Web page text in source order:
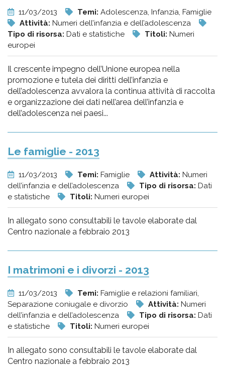
11/03/2013 Temi: Adolescenza, Infanzia, Famiglie
Attività: Numeri dell’infanzia e dell’adolescenza
Tipo di risorsa: Dati e statistiche Titoli: Numeri
europei
Il crescente impegno dell’Unione europea nella
promozione e tutela dei diritti dell’infanzia e
dell’adolescenza avvalora la continua attività di raccolta
e organizzazione dei dati nell’area dell’infanzia e
dell’adolescenza nei paesi...
Le famiglie - 2013
11/03/2013 Temi: Famiglie Attività: Numeri
dell’infanzia e dell’adolescenza
Tipo di risorsa: Dati
e statistiche
Titoli: Numeri europei
In allegato sono consultabili le tavole elaborate dal
Centro nazionale a febbraio 2013
I matrimoni e i divorzi - 2013
11/03/2013 Temi: Famiglie e relazioni familiari,
Separazione coniugale e divorzio
Attività: Numeri
dell’infanzia e dell’adolescenza
Tipo di risorsa: Dati
e statistiche
Titoli: Numeri europei
In allegato sono consultabili le tavole elaborate dal
Centro nazionale a febbraio 2013